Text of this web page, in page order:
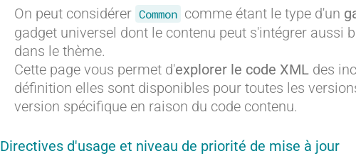
On peut considérer Common comme étant le type d'un
gadget universel dont le contenu peut s'intégrer aussi
dans le thème.
Cette page vous permet d'explorer le code XML des
définition elles sont disponibles pour toutes les
version spécifique en raison du code contenu.
Directives d'usage et niveau de priorité de mise à jour